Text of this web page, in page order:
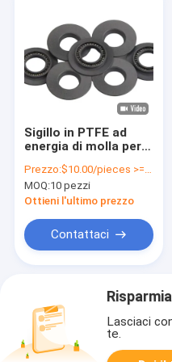
Sigillo in PTFE ad
energia di molla per
Prezzo:$10.00/pieces >=10 pieces
MOQ:10 pezzi
Ottieni l'ultimo prezzo
Contattaci
Lasciaci
te.